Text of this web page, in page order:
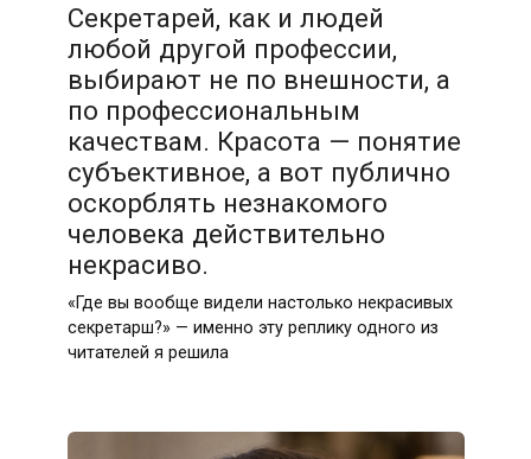
Секретарей, как и людей
любой другой профессии,
выбирают не по внешности, а
по профессиональным
качествам. Красота — понятие
субъективное, а вот публично
оскорблять незнакомого
человека действительно
некрасиво.
«Где вы вообще видели настолько некрасивых
секретарш?» — именно эту реплику одного из
читателей я решила